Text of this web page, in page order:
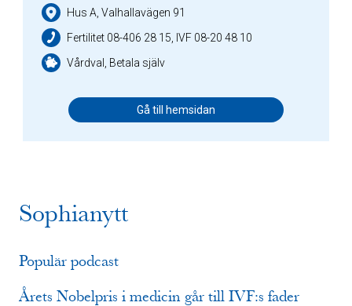
Hus A, Valhallavägen 91
Fertilitet 08-406 28 15, IVF 08-20 48 10
Vårdval, Betala själv
Gå till hemsidan
Sophianytt
Populär podcast
Årets Nobelpris i medicin går till IVF:s fader